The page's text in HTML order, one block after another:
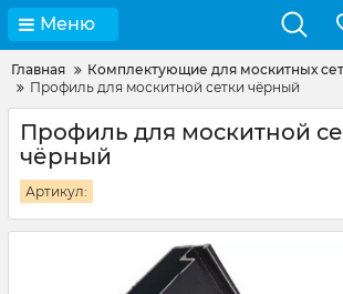
Меню
Главная
Комплектующие для москитных
Профиль для москитной сетки чёрный
Профиль для москитной
чёрный
Артикул: